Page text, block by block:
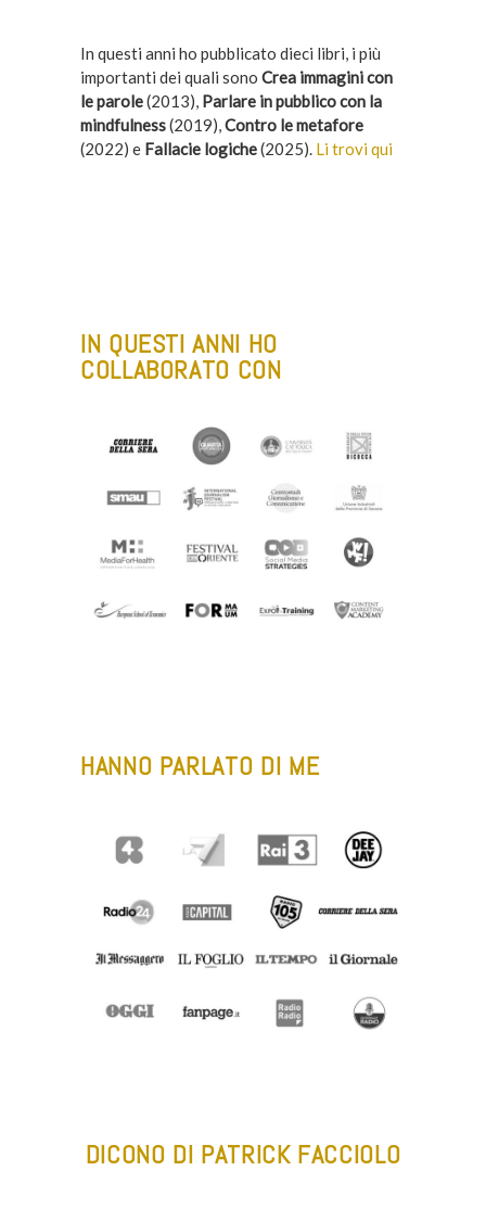
In questi anni ho pubblicato dieci libri, i più
importanti dei quali sono Crea immagini con
le parole(2013), Parlare in pubblico con la
mindfulness(2019),Contro le metafore
(2022) e Fallacie logiche(2025). Li trovi qui
IN QUESTI ANNI HO
COLLABORATO CON
HANNO PARLATO DI ME
DICONO DI PATRICK FACCIOLO